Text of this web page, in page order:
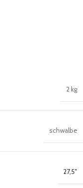
2 kg
schwalbe
27,5"